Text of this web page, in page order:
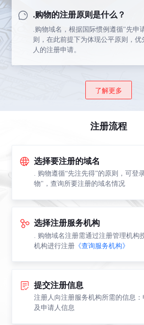
.购物的注册原则是什么？
.购物域名，根据国际惯例遵循"先申
则，在此前提下为体现公平原则，优
人的注册申请。
了解更多
注册流程
选择要注册的域名
. 购物遵循“先注先得”的原则，可登
物"，查询所要注册的域名情况
选择注册服务机构
. 购物域名注册需通过注册管理机构
机构进行注册 《查询服务机构》
提交注册信息
注册人向注册服务机构所需的信息
及申请人信息